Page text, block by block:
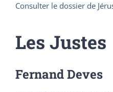
Consulter le dossier de
Les Justes
Fernand Deves